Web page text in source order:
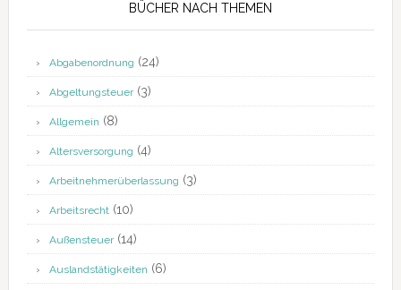
BÜCHER NACH THEMEN
Abgabenordnung (24)
Abgeltungsteuer(3)
Allgemein (8)
Altersversorgung (4)
Arbeitnehmerüberlassung (3)
Arbeitsrecht(10)
Außensteuer(14)
Auslandstätigkeiten (6)